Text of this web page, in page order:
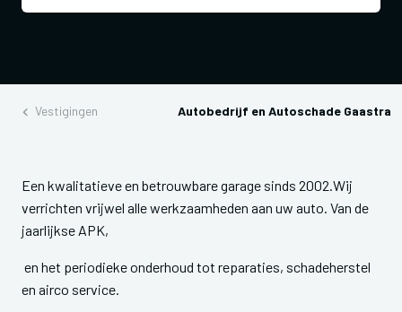
Vestigingen Autobedrijf en Autoschade Gaastra
Een kwalitatieve en betrouwbare garage sinds 2002.Wij
verrichten vrijwel alle werkzaamheden aan uw auto. Van de
jaarlijkse APK,
en het periodieke onderhoud tot reparaties, schadeherstel
en airco service.